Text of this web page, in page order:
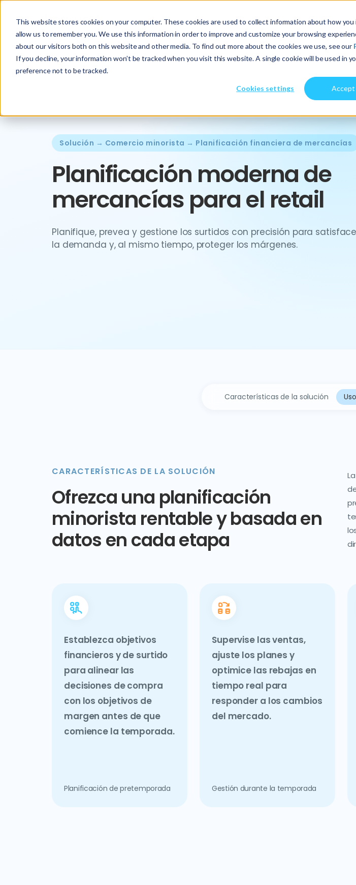
This website stores cookies on your computer. These cookies are used to collect information about how
allow us to remember you. We use this information in order to improve and customize your browsing
about our visitors both on this website and other media. To find out more about the cookies we use, see our
If you decline, your information won’t be tracked when you visit this website. A single cookie will be used in
preference not to be tracked.
Cookies settings Accept
Acerca de nosotros Servicios
Solución → Comercio minorista → Planificación financiera de mercancías
Planificación moderna de
mercancías para el retail
Planifique, prevea y gestione los surtidos con precisión para
la demanda y, al mismo tiempo, proteger los márgenes.
Características de la solución
CARACTERÍSTICAS DE LA SOLUCIÓN
Ofrezca una planificación
minorista rentable y basada en
datos en cada etapa
Establezca objetivos
financieros y de surtido
para alinear las
decisiones de compra
con los objetivos de
margen antes de que
comience la temporada.
Planificación de pretemporada
Supervise las ventas,
ajuste los planes y
optimice las rebajas en
tiempo real para
responder a los cambios
del mercado.
Gestión durante la temporada